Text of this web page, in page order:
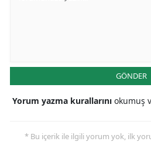
GÖNDER
Yorum yazma kurallarını okumuş
* Bu içerik ile ilgili yorum yok, ilk